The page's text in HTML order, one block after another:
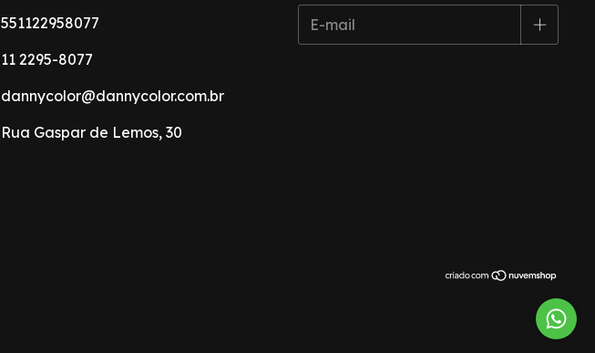
551122958077
11 2295-8077
dannycolor@dannycolor.com.br
Rua Gaspar de Lemos, 30